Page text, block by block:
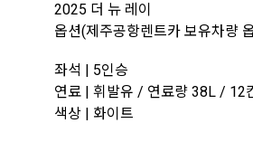
2025 더 뉴 레이
옵션(제주공항렌트카 보유차량
좌석 | 5인승
연료 | 휘발유 / 연료량 38L / 12
색상 | 화이트